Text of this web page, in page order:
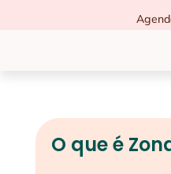
O que é